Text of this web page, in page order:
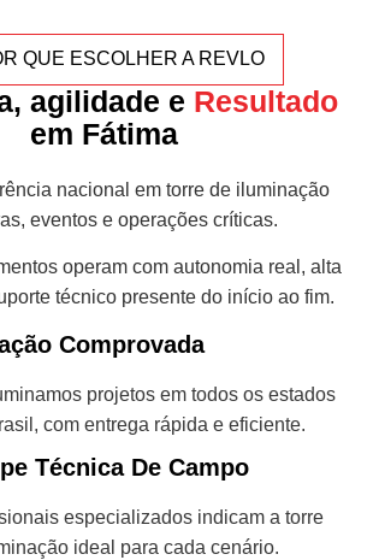
QUE ESCOLHER A REVLO
agilidade e Resultado
em Fátima
nacional em torre de iluminação
eventos e operações críticas.
operam com autonomia real, alta
técnico presente do início ao fim.
Comprovada
projetos em todos os estados
com entrega rápida e eficiente.
Técnica De Campo
especializados indicam a torre
ideal para cada cenário.